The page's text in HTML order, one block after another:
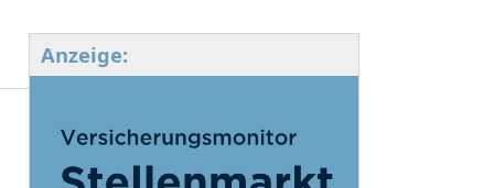
Anzeige: